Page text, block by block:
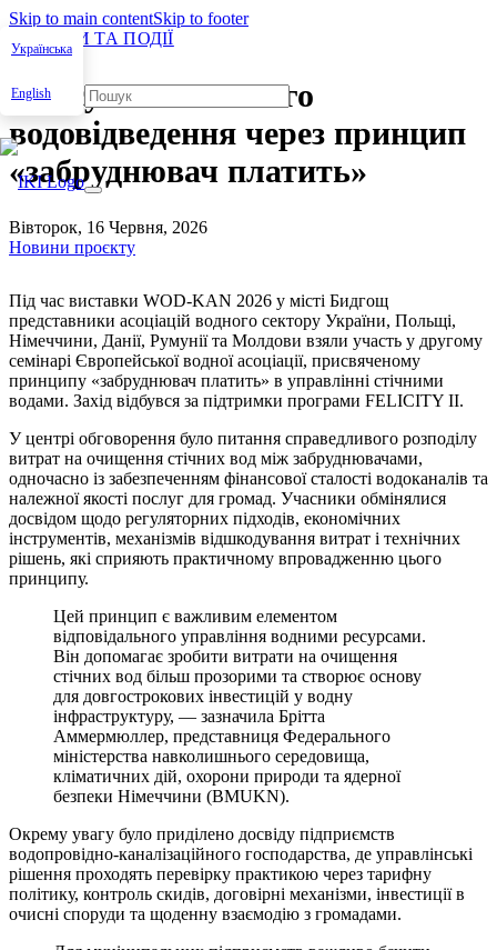
Skip to main contentSkip to footer
Українська
English
НОВИНИ ТА ПОДІЇ
Просування сталого
водовідведення через принцип
«забруднювач платить»
Вівторок, 16 Червня, 2026
Новини проєкту
Під час виставки WOD-KAN 2026 у місті Бидгощ
представники асоціацій водного сектору України, Польщі,
Німеччини, Данії, Румунії та Молдови взяли участь у другому
семінарі Європейської водної асоціації, присвяченому
принципу «забруднювач платить» в управлінні стічними
водами. Захід відбувся за підтримки програми FELICITY II.
У центрі обговорення було питання справедливого розподілу
витрат на очищення стічних вод між забруднювачами,
одночасно із забезпеченням фінансової сталості водоканалів та
належної якості послуг для громад. Учасники обмінялися
досвідом щодо регуляторних підходів, економічних
інструментів, механізмів відшкодування витрат і технічних
рішень, які сприяють практичному впровадженню цього
принципу.
Цей принцип є важливим елементом
відповідального управління водними ресурсами.
Він допомагає зробити витрати на очищення
стічних вод більш прозорими та створює основу
для довгострокових інвестицій у водну
інфраструктуру, — зазначила Брітта
Аммермюллер, представниця Федерального
міністерства навколишнього середовища,
кліматичних дій, охорони природи та ядерної
безпеки Німеччини (BMUKN).
Окрему увагу було приділено досвіду підприємств
водопровідно-каналізаційного господарства, де управлінські
рішення проходять перевірку практикою через тарифну
політику, контроль скидів, договірні механізми, інвестиції в
очисні споруди та щоденну взаємодію з громадами.